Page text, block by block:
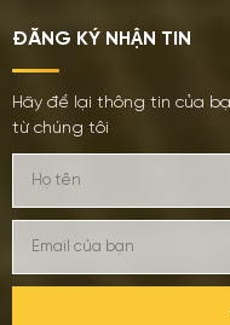
ĐĂNG KÝ NHẬN TIN
Hãy để lại thông tin của
từ chúng tôi